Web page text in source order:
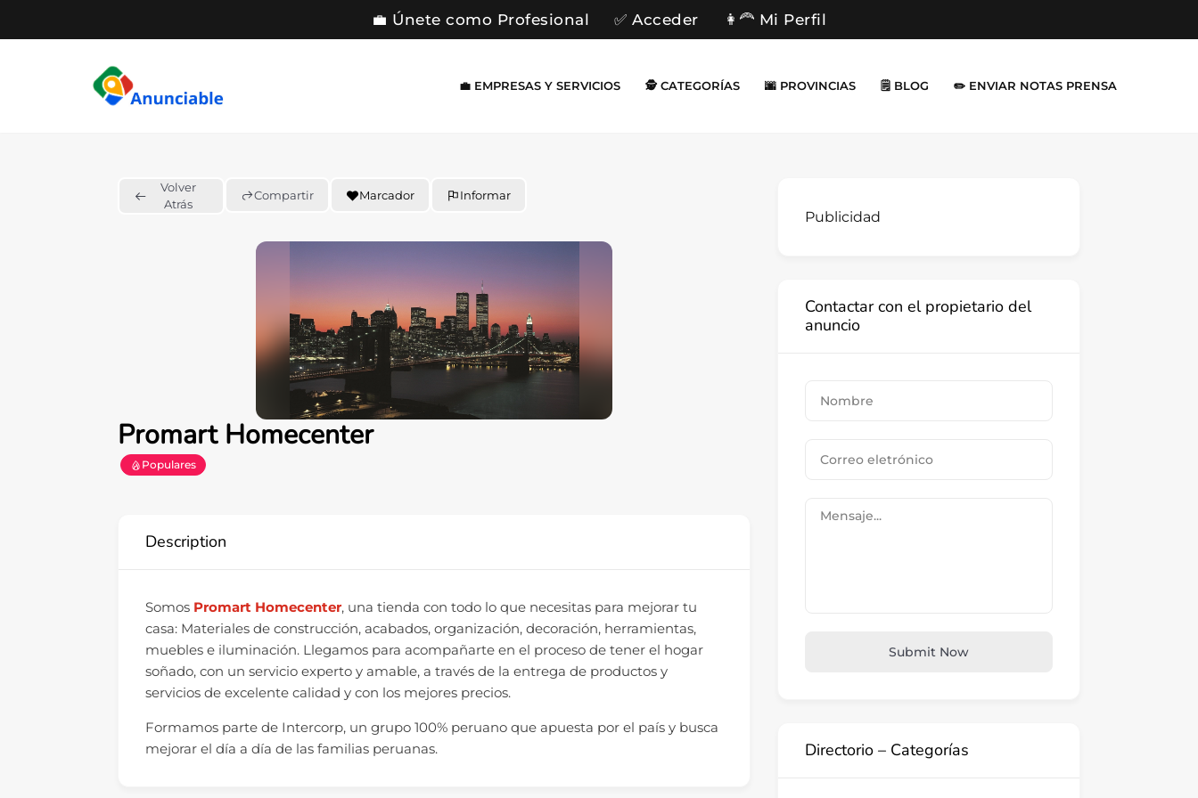
💼 Únete como Profesional ✅ Acceder 👩‍🦰 Mi Perfil
💼 EMPRESAS Y SERVICIOS 🕵️ CATEGORÍAS 🌆 PROVINCIAS 🗒️ BLOG ✏️ ENVIAR NOTAS PRENSA
Volver
Atrás
Compartir Marcador Informar
Promart Homecenter
Populares
Description
Somos Promart Homecenter, una tienda con todo lo que necesitas para mejorar tu
casa: Materiales de construcción, acabados, organización, decoración, herramientas,
muebles e iluminación. Llegamos para acompañarte en el proceso de tener el hogar
soñado, con un servicio experto y amable, a través de la entrega de productos y
servicios de excelente calidad y con los mejores precios.
Formamos parte de Intercorp, un grupo 100% peruano que apuesta por el país y busca
mejorar el día a día de las familias peruanas.
Publicidad
Contactar con el propietario del
anuncio
Submit Now
Directorio – Categorías